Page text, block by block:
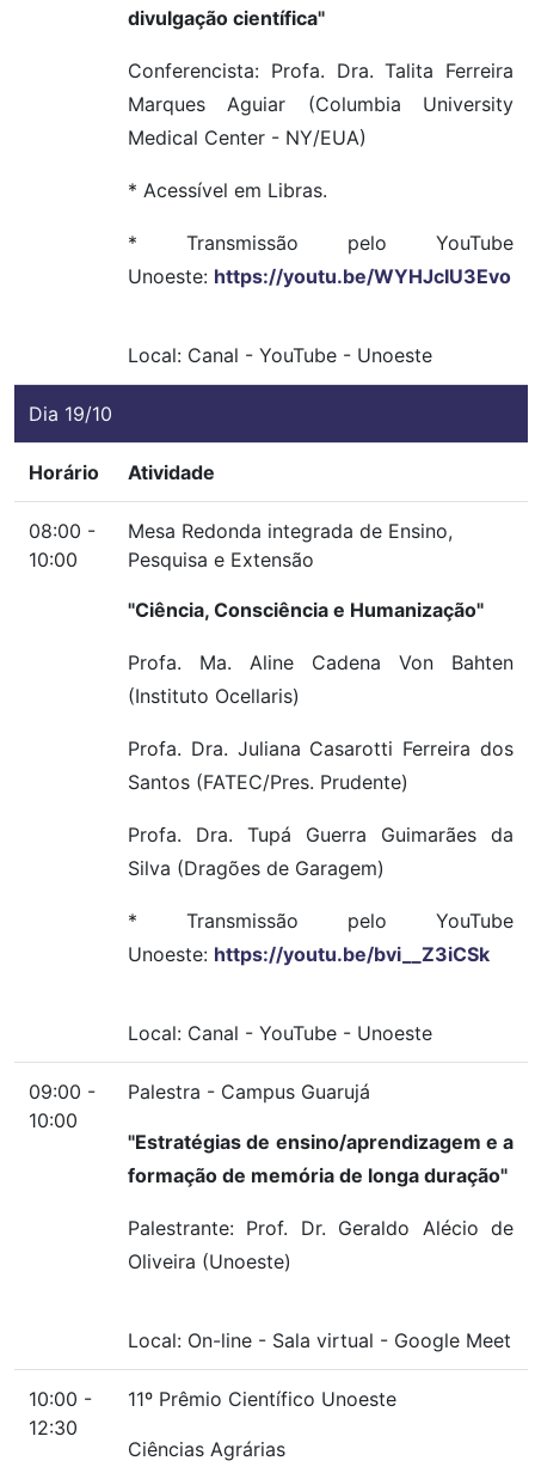
divulgação científica"
Conferencista: Profa. Dra. Talita Ferreira
Marques Aguiar (Columbia University
Medical Center - NY/EUA)
* Acessível em Libras.
* Transmissão pelo YouTube
Unoeste: https://youtu.be/WYHJcIU3Evo
Local: Canal - YouTube - Unoeste
Dia 19/10
Horário Atividade
08:00 -
10:00
Mesa Redonda integrada de Ensino,
Pesquisa e Extensão
"Ciência, Consciência e Humanização"
Profa. Ma. Aline Cadena Von Bahten
(Instituto Ocellaris)
Profa. Dra. Juliana Casarotti Ferreira dos
Santos (FATEC/Pres. Prudente)
Profa. Dra. Tupá Guerra Guimarães da
Silva (Dragões de Garagem)
* Transmissão pelo YouTube
Unoeste: https://youtu.be/bvi__Z3iCSk
Local: Canal - YouTube - Unoeste
09:00 -
10:00
Palestra - Campus Guarujá
"Estratégias de ensino/aprendizagem e a
formação de memória de longa duração"
Palestrante: Prof. Dr. Geraldo Alécio de
Oliveira (Unoeste)
Local: On-line - Sala virtual - Google Meet
10:00 -
12:30
11º Prêmio Científico Unoeste
Ciências Agrárias